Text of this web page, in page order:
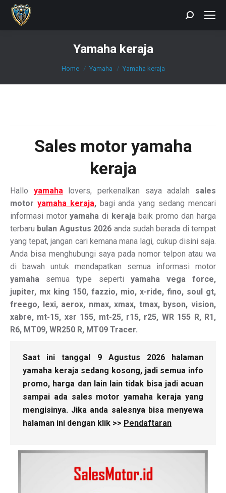
Search:
Yamaha keraja
You are here:
Home Yamaha Yamaha keraja
Sales motor yamaha
keraja
Hallo yamahalovers, perkenalkan saya adalah sales
motor yamaha keraja, bagi anda yang sedang mencari
informasi motoryamaha di kerajabaik promo dan harga
terbaru bulan Agustus 2026 anda sudah berada di tempat
yang tepat, jangan cari kemana mana lagi, cukup disini saja.
Anda bisa menghubungi saya pada nomor telpon atau wa
di bawah untuk mendapatkan semua informasi motor
yamaha semua type seperti yamaha vega force,
jupiter, mx king 150, fazzio, mio, x-ride, fino, soul gt,
freego, lexi, aerox, nmax, xmax, tmax, byson, vision,
xabre, mt-15, xsr 155, mt-25, r15, r25, WR 155 R, R1,
R6, MT09, WR250 R, MT09 Tracer.
Saat ini tanggal 9 Agustus 2026 halaman
yamaha keraja sedang kosong, jadi semua info
promo, harga dan lain lain tidak bisa jadi acuan
sampai ada sales motor yamaha keraja yang
mengisinya. Jika anda salesnya bisa menyewa
halaman ini dengan klik >> Pendaftaran